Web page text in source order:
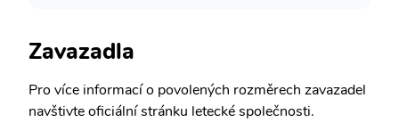
Zavazadla
Pro více informací o povolených rozměrech zavazadel
navštivte oficiální stránku letecké společnosti.